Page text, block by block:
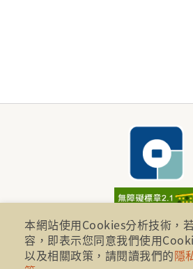
財團法人金融消費評議中
地址：10041台北市忠孝西路一
本網站使用Cookies分析技術，
容，即表示您同意我們使用
以及相關政策，請閱讀我們的隱